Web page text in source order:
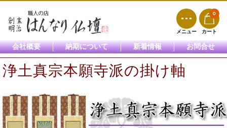
0
カート
メニュー
会社概要 納期について 新着情報 お問合せ
浄土真宗本願寺派の掛け軸